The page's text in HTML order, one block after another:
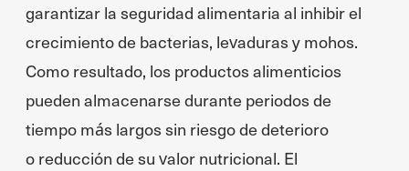
garantizar la seguridad alimentaria al inhibir el
crecimiento de bacterias, levaduras y mohos.
Como resultado, los productos alimenticios
pueden almacenarse durante periodos de
tiempo más largos sin riesgo de deterioro
o reducción de su valor nutricional. El